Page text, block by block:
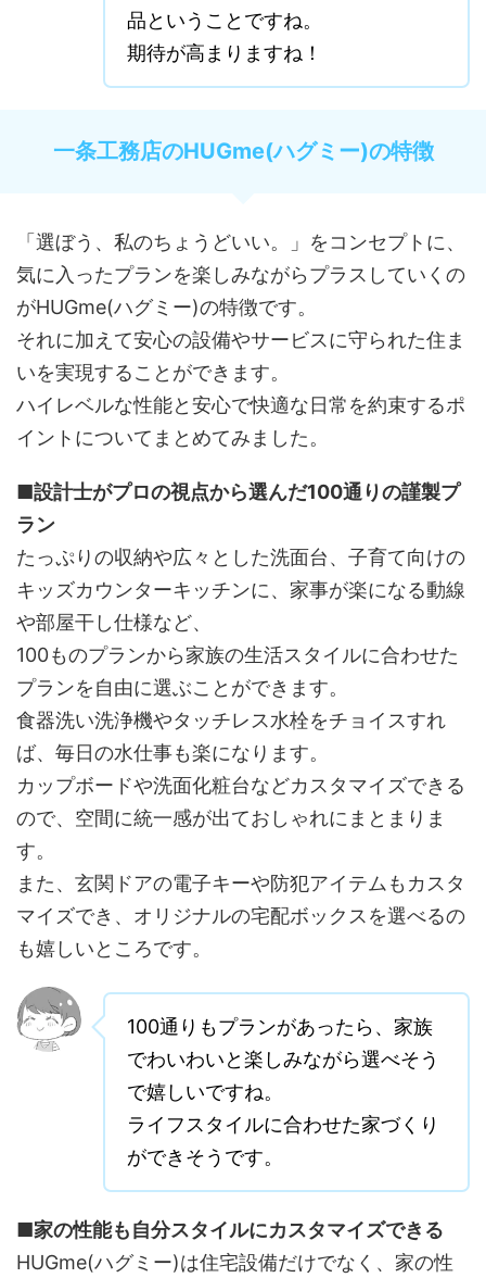
品ということですね。
期待が高まりますね！
一条工務店のHUGme(ハグミー)の特徴
「選ぼう、私のちょうどいい。」をコンセプトに、
気に入ったプランを楽しみながらプラスしていくの
がHUGme(ハグミー)の特徴です。
それに加えて安心の設備やサービスに守られた住ま
いを実現することができます。
ハイレベルな性能と安心で快適な日常を約束するポ
イントについてまとめてみました。
■設計士がプロの視点から選んだ100通りの謹製プ
ラン
たっぷりの収納や広々とした洗面台、子育て向けの
キッズカウンターキッチンに、家事が楽になる動線
や部屋干し仕様など、
100ものプランから家族の生活スタイルに合わせた
プランを自由に選ぶことができます。
食器洗い洗浄機やタッチレス水栓をチョイスすれ
ば、毎日の水仕事も楽になります。
カップボードや洗面化粧台などカスタマイズできる
ので、空間に統一感が出ておしゃれにまとまりま
す。
また、玄関ドアの電子キーや防犯アイテムもカスタ
マイズでき、オリジナルの宅配ボックスを選べるの
も嬉しいところです。
100通りもプランがあったら、家族
でわいわいと楽しみながら選べそう
で嬉しいですね。
ライフスタイルに合わせた家づくり
ができそうです。
■家の性能も自分スタイルにカスタマイズできる
HUGme(ハグミー)は住宅設備だけでなく、家の性